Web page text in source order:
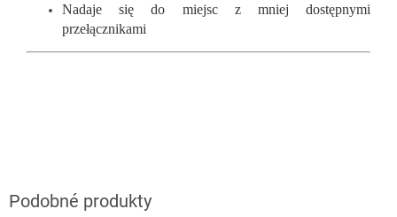
Nadaje się do miejsc z mniej dostępnymi
przełącznikami